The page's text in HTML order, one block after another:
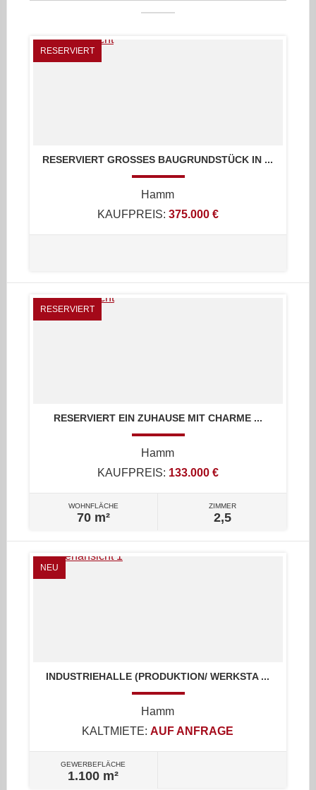
RESERVIERT
RESERVIERT GROSSES BAUGRUNDSTÜCK IN ...
Hamm
KAUFPREIS: 375.000 €
RESERVIERT
RESERVIERT EIN ZUHAUSE MIT CHARME ...
Hamm
KAUFPREIS: 133.000 €
WOHNFLÄCHE
70 m²
ZIMMER
2,5
NEU
INDUSTRIEHALLE (PRODUKTION/ WERKSTA ...
Hamm
KALTMIETE: AUF ANFRAGE
GEWERBEFLÄCHE
1.100 m²